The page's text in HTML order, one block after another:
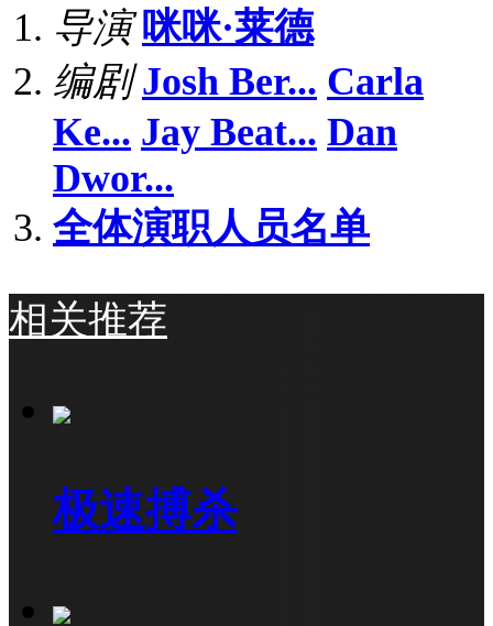
导演 咪咪·莱德
编剧 Josh Ber... Carla
Ke... Jay Beat... Dan
Dwor...
全体演职人员名单
相关推荐
极速搏杀